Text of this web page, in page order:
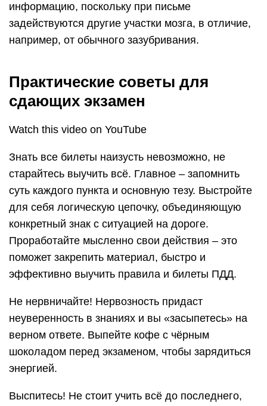
информацию, поскольку при письме
задействуются другие участки мозга, в отличие,
например, от обычного зазубривания.
Практические советы для
сдающих экзамен
Watch this video on YouTube
Знать все билеты наизусть невозможно, не
старайтесь выучить всё. Главное – запомнить
суть каждого пункта и основную тезу. Выстройте
для себя логическую цепочку, объединяющую
конкретный знак с ситуацией на дороге.
Проработайте мысленно свои действия – это
поможет закрепить материал, быстро и
эффективно выучить правила и билеты ПДД.
Не нервничайте! Нервозность придаст
неуверенность в знаниях и вы «засыпетесь» на
верном ответе. Выпейте кофе с чёрным
шоколадом перед экзаменом, чтобы зарядиться
энергией.
Выспитесь! Не стоит учить всё до последнего,